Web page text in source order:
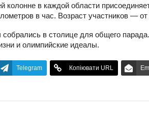
в каждой области
в час. Возраст участников — от
в столице для общего
и олимпийские идеалы.
Telegram Копіювати URL